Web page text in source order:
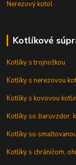
Nerezový kotol
Kotlíkové
Kotlíky s trojnožkou
Kotlíky s nerezovou
Kotlíky s kovovou
Kotlíky so žiaruvzdor.
Kotlíky so
Kotlíky s chráničom,